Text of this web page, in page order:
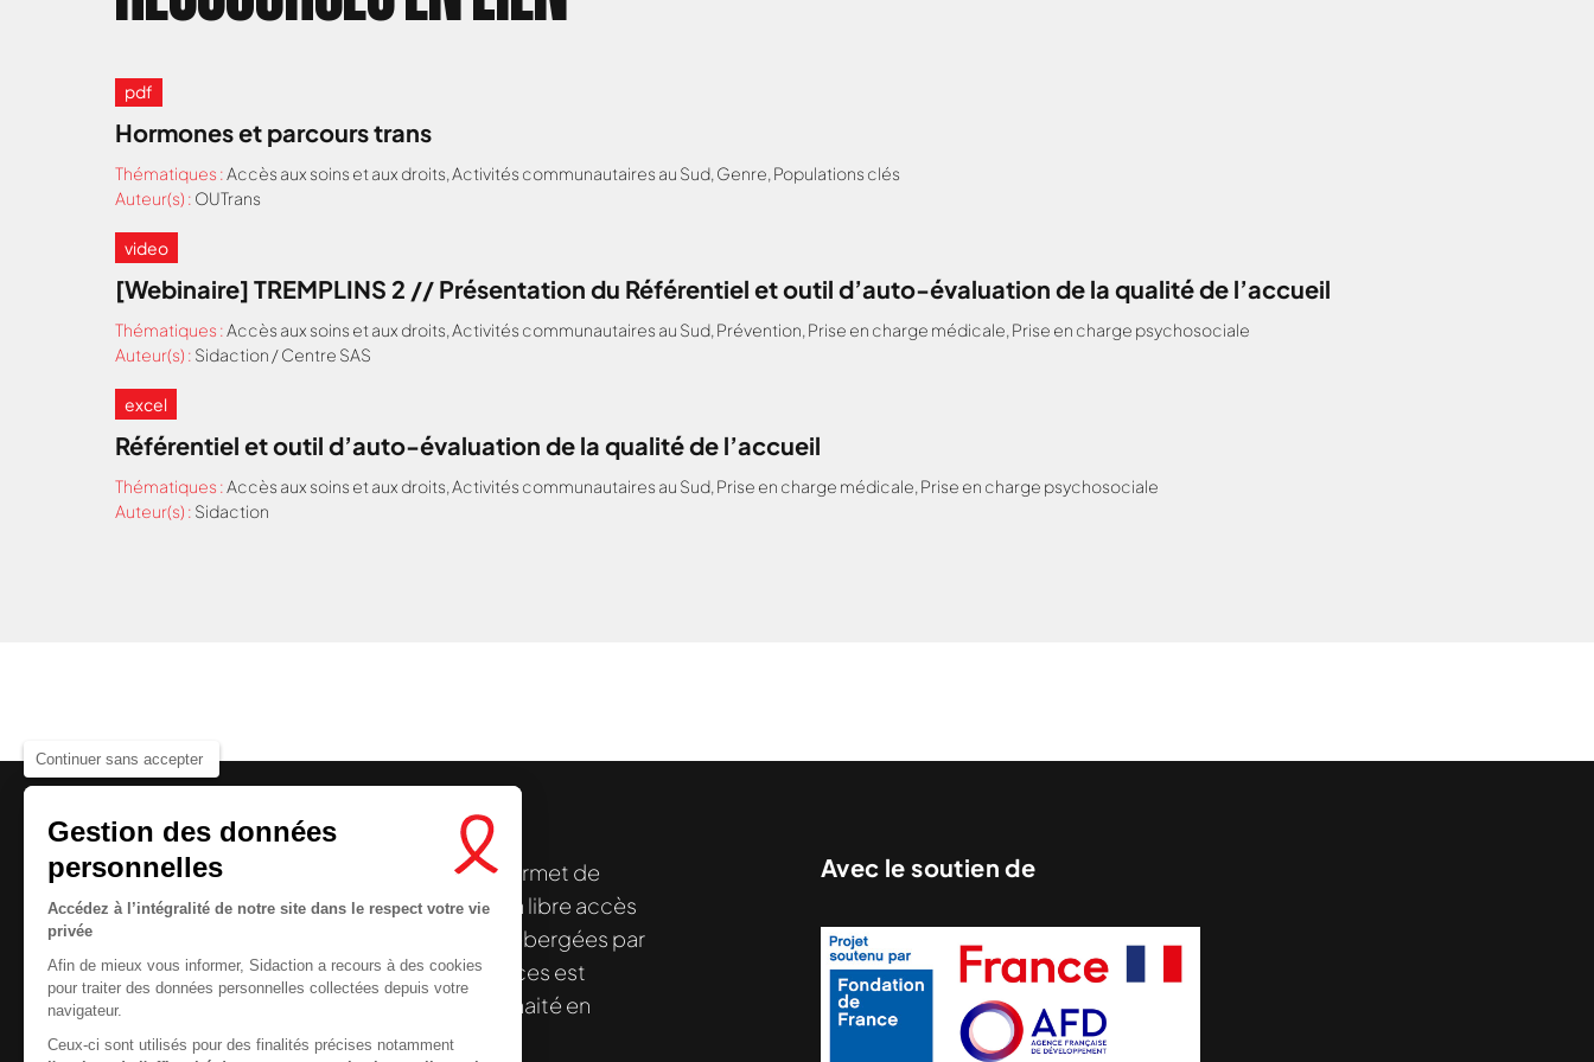
Continuer sans accepter
Gestion des données
personnelles
Accédez à l’intégralité de notre site dans le respect votre vie
privée
Afin de mieux vous informer, Sidaction a recours à des cookies
pour traiter des données personnelles collectées depuis votre
navigateur.
Ceux-ci sont utilisés pour des finalités précises notamment
pdf
Hormones et parcours trans
Thématiques :Accès aux soins et aux droits,Activités communautaires au Sud, Genre, Populations clés
Auteur(s) : OUTrans
video
[Webinaire] TREMPLINS 2 // Présentation du Référentiel et outil d’auto-évaluation de la qualité de l’accueil
Thématiques :Accès aux soins et aux droits,Activités communautaires au Sud, Prévention, Prise en charge médicale, Prise en charge psychosociale
Auteur(s) : Sidaction / Centre SAS
excel
Référentiel et outil d’auto-évaluation de la qualité de l’accueil
Thématiques :Accès aux soins et aux droits,Activités communautaires au Sud, Prise en charge médicale, Prise en charge psychosociale
Auteur(s) : Sidaction
Nous cherchons le contenu demandé....
Le centre de ressources de
Sidactionpermet de
disposer de ressources francophones en libre accès
. À l’origine, hébergées par
la Plateforme ELSA, le Centre de ressources est
désormais gérée par Sidaction qui a souhaité en
reprendre le pilotage.
Avec le soutien de